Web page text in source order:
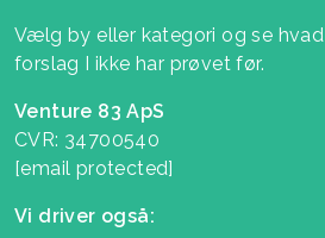
Vælg by eller kategori og se
forslag I ikke har prøvet før.
Venture 83 ApS
CVR: 34700540
[email protected]
Vi driver også: